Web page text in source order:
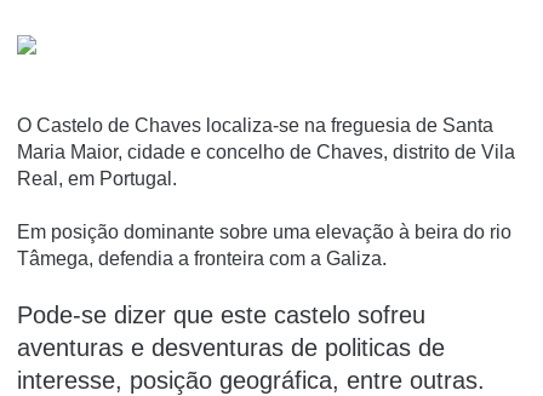
O Castelo de Chaves localiza-se na freguesia de Santa
Maria Maior, cidade e concelho de Chaves, distrito de Vila
Real, em Portugal.
Em posição dominante sobre uma elevação à beira do rio
Tâmega, defendia a fronteira com a Galiza.
Pode-se dizer que este castelo sofreu
aventuras e desventuras de politicas de
interesse, posição geográfica, entre outras.